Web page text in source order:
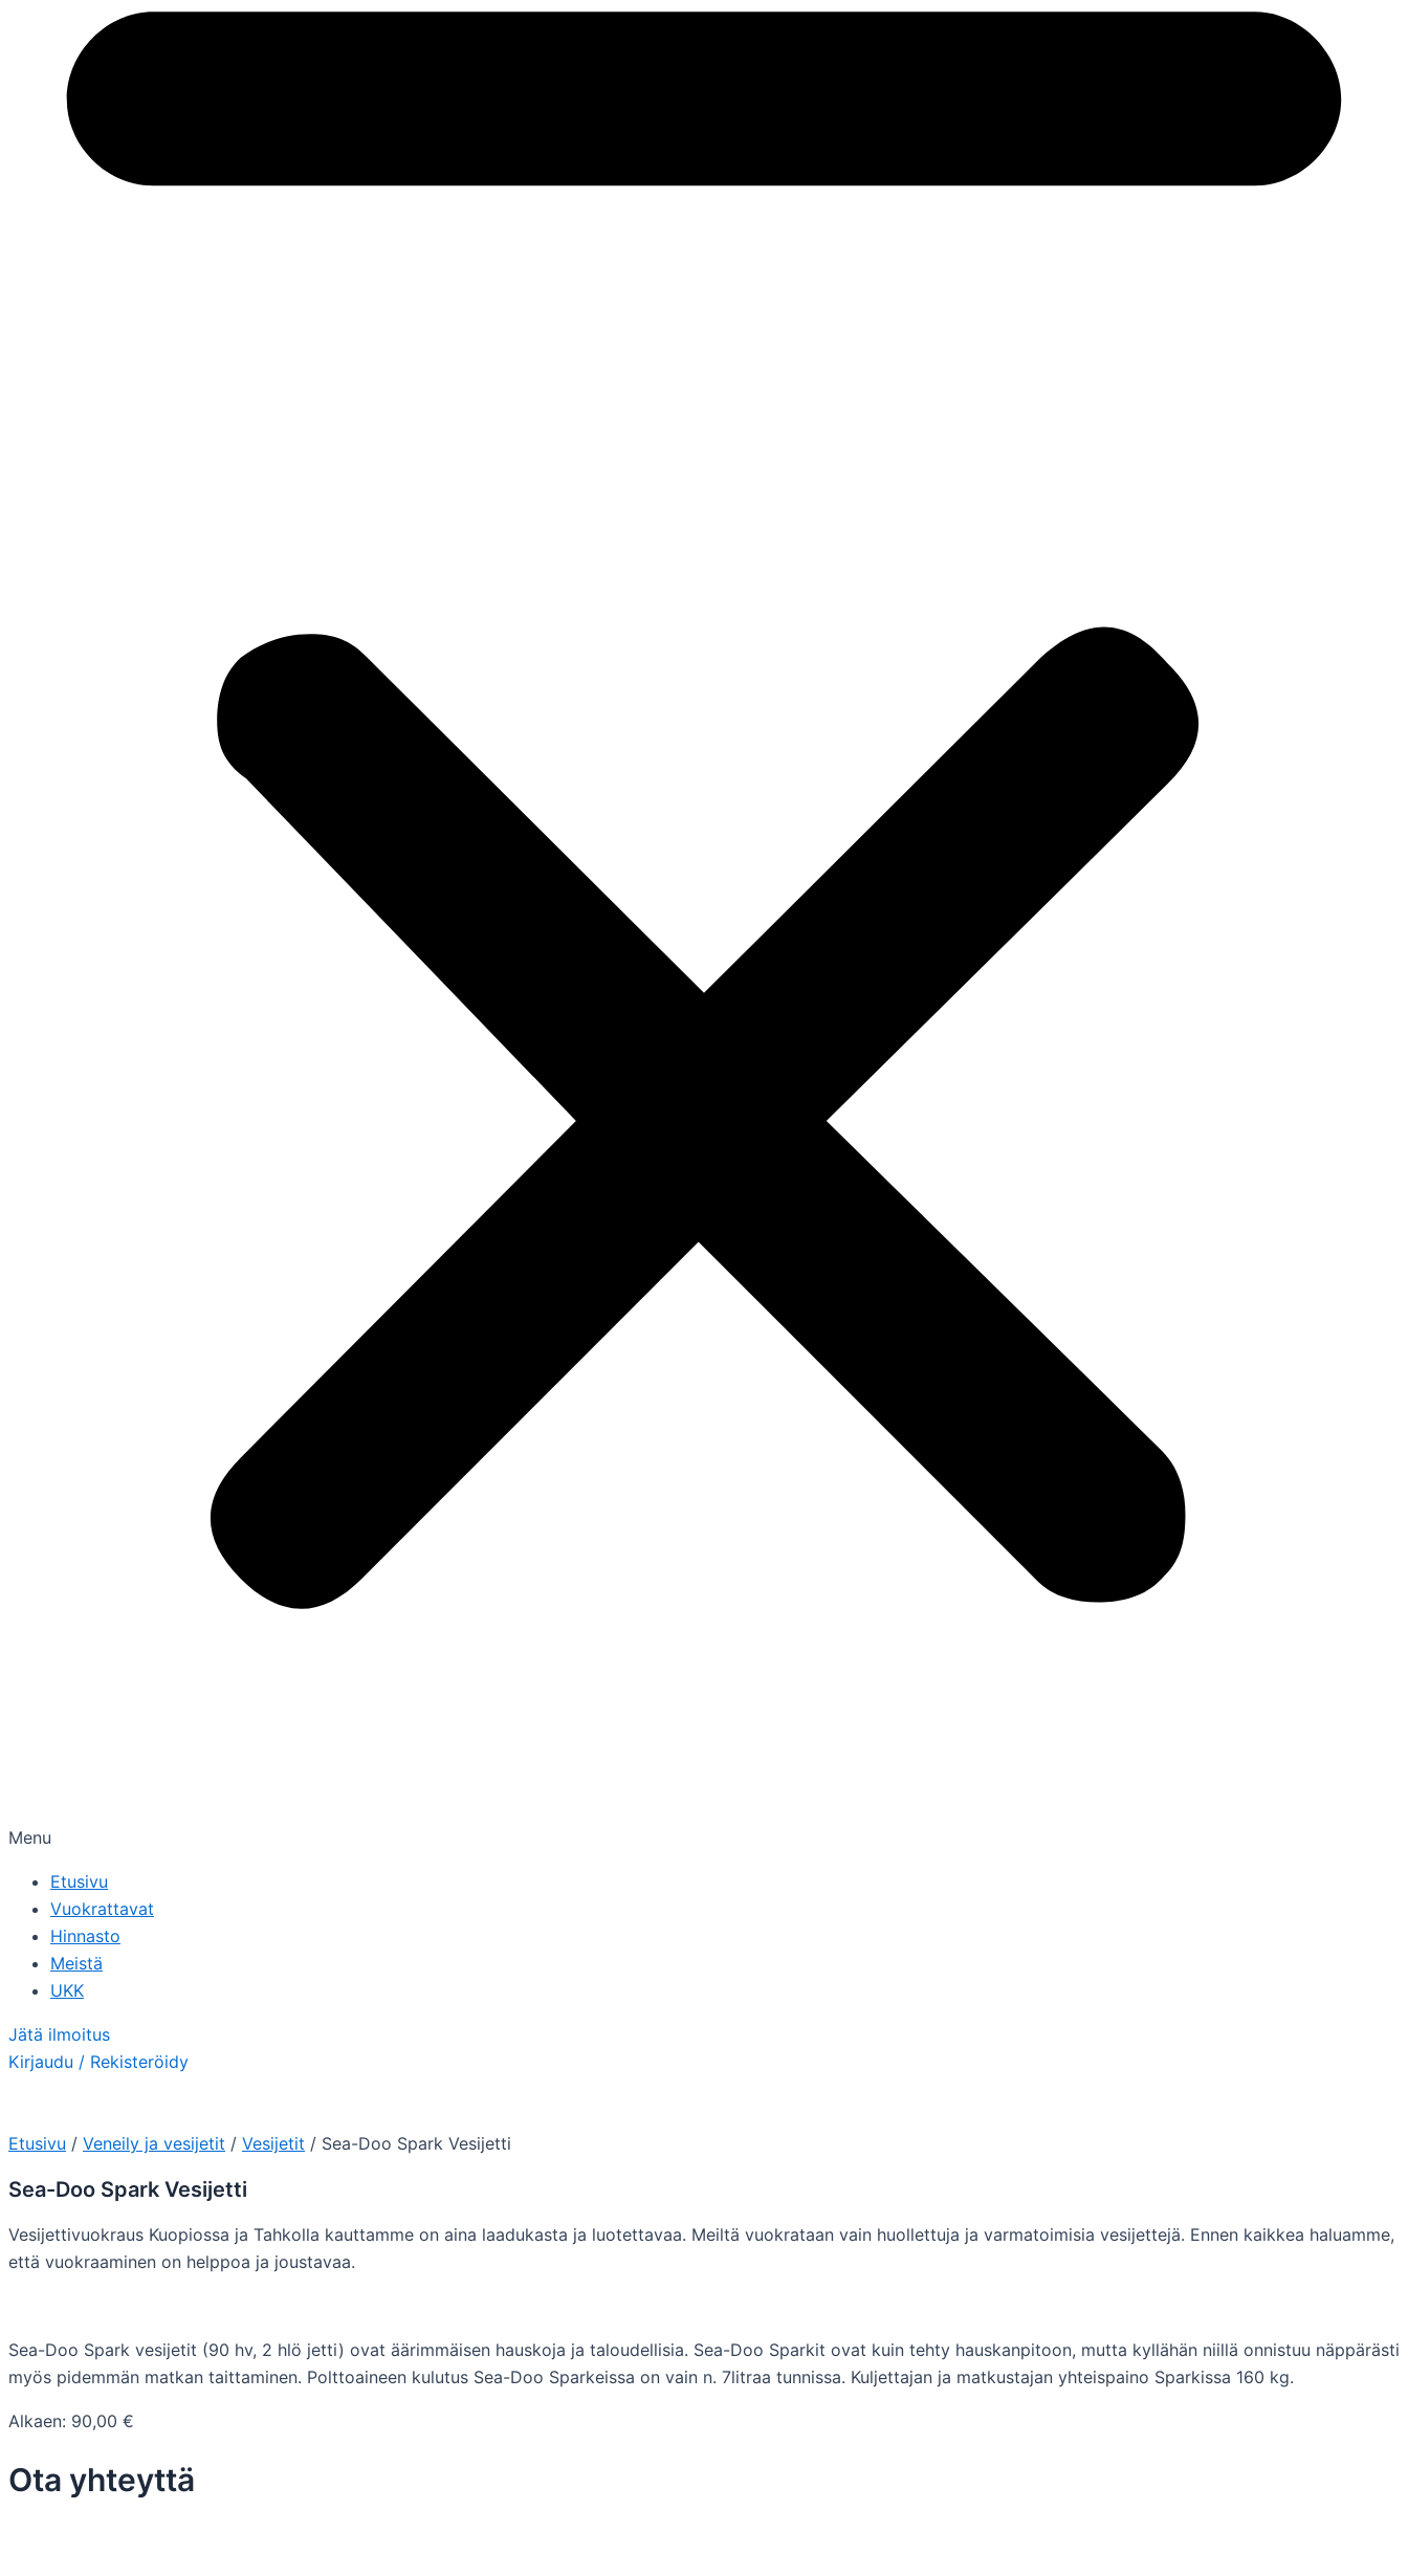
Menu
Etusivu
Vuokrattavat
Hinnasto
Meistä
UKK
Jätä ilmoitus
Kirjaudu / Rekisteröidy
Etusivu / Veneily ja vesijetit / Vesijetit / Sea-Doo Spark Vesijetti
Sea-Doo Spark Vesijetti
Vesijettivuokraus Kuopiossa ja Tahkolla kauttamme on aina laadukasta ja luotettavaa. Meiltä vuokrataan vain huollettuja ja varmatoimisia vesijettejä. Ennen kaikkea haluamme,
että vuokraaminen on helppoa ja joustavaa.
Sea-Doo Spark vesijetit (90 hv, 2 hlö jetti) ovat äärimmäisen hauskoja ja taloudellisia. Sea-Doo Sparkit ovat kuin tehty hauskanpitoon, mutta kyllähän niillä onnistuu näppärästi
myös pidemmän matkan taittaminen. Polttoaineen kulutus Sea-Doo Sparkeissa on vain n. 7litraa tunnissa. Kuljettajan ja matkustajan yhteispaino Sparkissa 160 kg.
Alkaen: 90,00 €
Ota yhteyttä